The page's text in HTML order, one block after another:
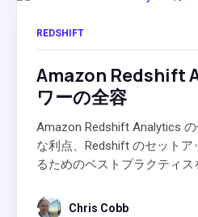
REDSHIFT
Amazon Redshift
ワーの全容
Amazon Redshift Analytics
な利点、Redshift のセット
るためのベストプラクティス
Chris Cobb